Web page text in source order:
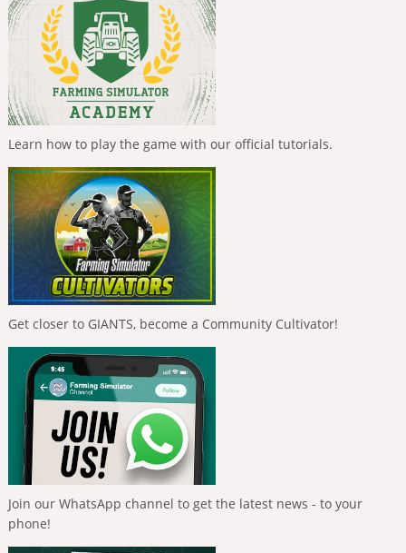
Learn how to play the game with our official tutorials.
Get closer to GIANTS, become a Community Cultivator!
Join our WhatsApp channel to get the latest news - to your
phone!